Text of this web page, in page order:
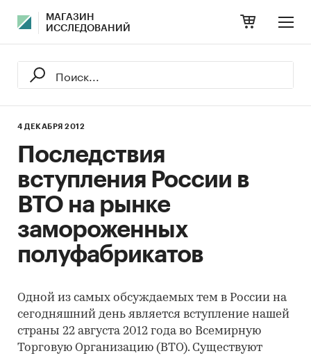
МАГАЗИН
ИССЛЕДОВАНИЙ
4 ДЕКАБРЯ 2012
Последствия
вступления России в
ВТО на рынке
замороженных
полуфабрикатов
Одной из самых обсуждаемых тем в России на
сегодняшний день является вступление нашей
страны 22 августа 2012 года во Всемирную
Торговую Организацию (ВТО). Существуют